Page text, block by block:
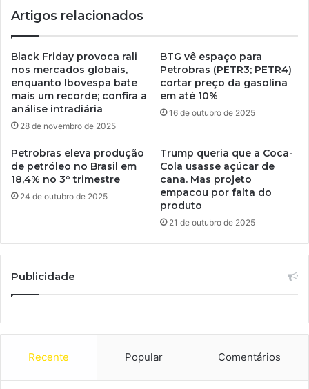
Artigos relacionados
Black Friday provoca rali
nos mercados globais,
enquanto Ibovespa bate
mais um recorde; confira a
análise intradiária
28 de novembro de 2025
BTG vê espaço para
Petrobras (PETR3; PETR4)
cortar preço da gasolina
em até 10%
16 de outubro de 2025
Petrobras eleva produção
de petróleo no Brasil em
18,4% no 3º trimestre
24 de outubro de 2025
Trump queria que a Coca-
Cola usasse açúcar de
cana. Mas projeto
empacou por falta do
produto
21 de outubro de 2025
Publicidade
Recente Popular Comentários